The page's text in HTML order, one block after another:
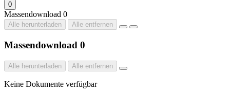
0
Massendownload 0
Alle herunterladen Alle entfernen
Massendownload 0
Alle herunterladen Alle entfernen
Keine Dokumente verfügbar